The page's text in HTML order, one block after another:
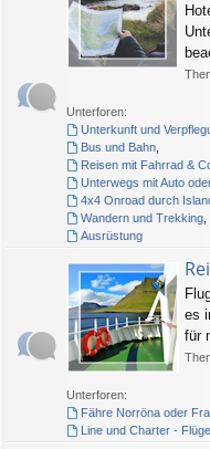
Unterforen:
Unterkunft und
Bus und Bahn,
Reisen mit Fahrrad &
Unterwegs mit Auto
4x4 Onroad durch
Wandern und Trekking,
Ausrüstung
es
für
Unterforen:
Fähre Norröna oder
Line und Charter -